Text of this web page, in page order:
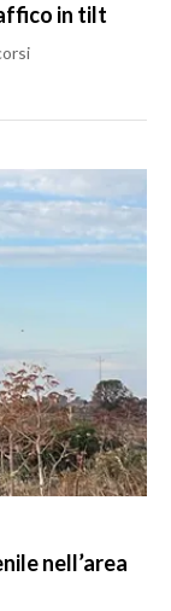
in tilt
nell’area